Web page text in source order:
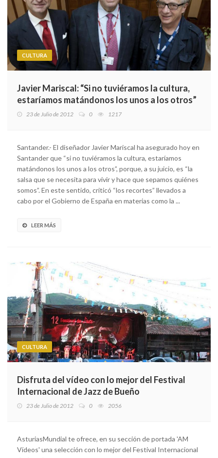
CULTURA
Javier Mariscal: “Si no tuviéramos la cultura,
estaríamos matándonos los unos a los otros”
23 de Julio de 2012 0 1217
Santander.- El diseñador Javier Mariscal ha asegurado hoy en
Santander que “si no tuviéramos la cultura, estaríamos
matándonos los unos a los otros”, porque, a su juicio, es “la
salsa que se necesita para vivir y hace que sepamos quiénes
somos”. En este sentido, criticó “los recortes” llevados a
cabo por el Gobierno de España en materias como la ...
LEER MÁS
CULTURA
Disfruta del vídeo con lo mejor del Festival
Internacional de Jazz de Bueño
23 de Julio de 2012 0 2056
AsturiasMundial te ofrece, en su sección de portada 'AM
Vídeos' una selección con lo mejor del Festival Internacional